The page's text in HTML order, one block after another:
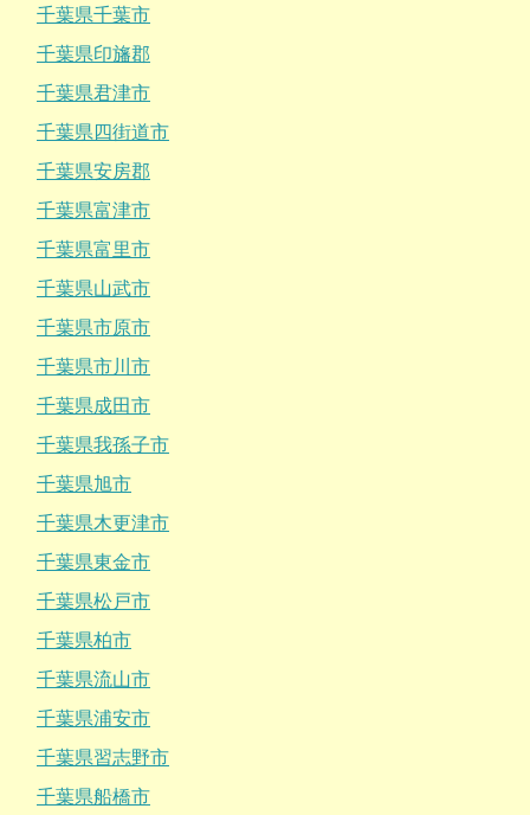
千葉県千葉市
千葉県印旛郡
千葉県君津市
千葉県四街道市
千葉県安房郡
千葉県富津市
千葉県富里市
千葉県山武市
千葉県市原市
千葉県市川市
千葉県成田市
千葉県我孫子市
千葉県旭市
千葉県木更津市
千葉県東金市
千葉県松戸市
千葉県柏市
千葉県流山市
千葉県浦安市
千葉県習志野市
千葉県船橋市